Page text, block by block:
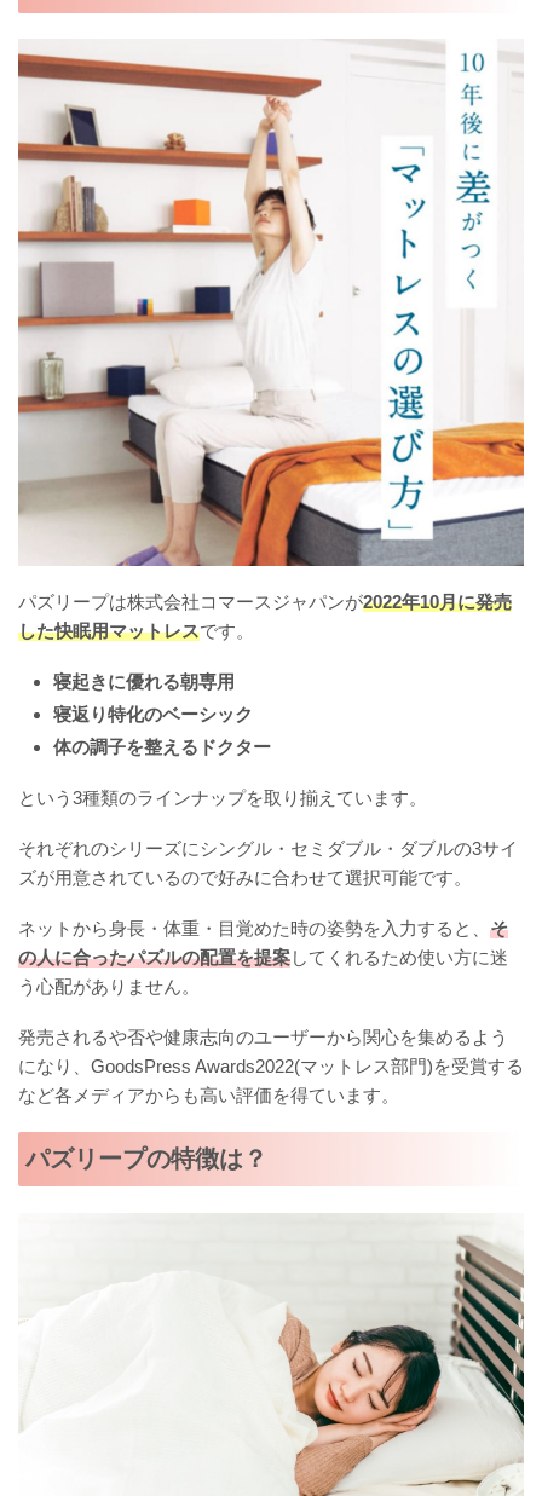
パズリープは株式会社コマースジャパンが2022年10月に発売
した快眠用マットレスです。
寝起きに優れる朝専用
寝返り特化のベーシック
体の調子を整えるドクター
という3種類のラインナップを取り揃えています。
それぞれのシリーズにシングル・セミダブル・ダブルの3サイ
ズが用意されているので好みに合わせて選択可能です。
ネットから身長・体重・目覚めた時の姿勢を入力すると、 そ
の人に合ったパズルの配置を提案してくれるため使い方に迷
う心配がありません。
発売されるや否や健康志向のユーザーから関心を集めるよう
になり、GoodsPress Awards2022(マットレス部門)を受賞する
など各メディアからも高い評価を得ています。
パズリープの特徴は？